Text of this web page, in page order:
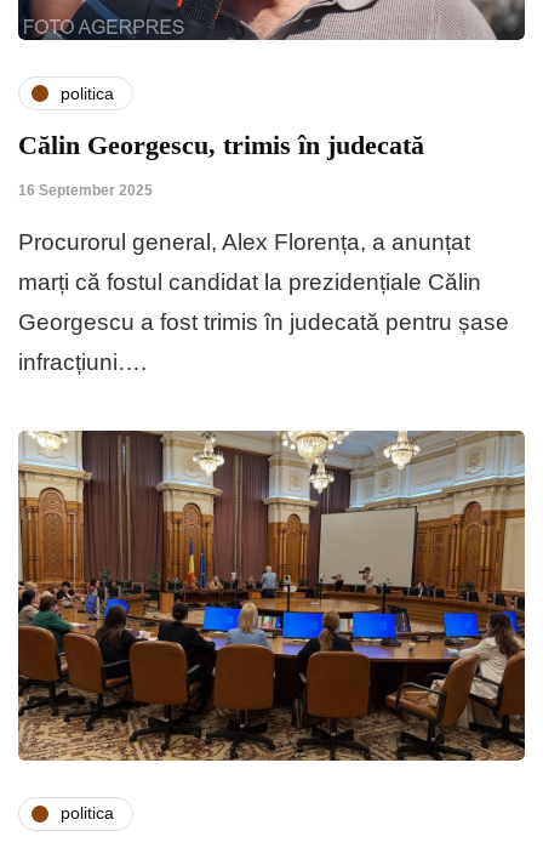
politica
Călin Georgescu, trimis în judecată
16 September 2025
Procurorul general, Alex Florența, a anunțat
marți că fostul candidat la prezidențiale Călin
Georgescu a fost trimis în judecată pentru șase
infracțiuni….
politica